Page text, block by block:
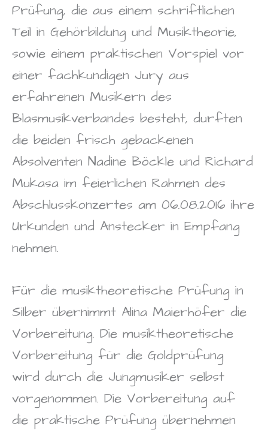
Prüfung, die aus einem schriftlichen
Teil in Gehörbildung und Musiktheorie,
sowie einem praktischen Vorspiel vor
einer fachkundigen Jury aus
erfahrenen Musikern des
Blasmusikverbandes besteht, durften
die beiden frisch gebackenen
Absolventen Nadine Böckle und Richard
Mukasa im feierlichen Rahmen des
Abschlusskonzertes am 06.08.2016 ihre
Urkunden und Anstecker in Empfang
nehmen.
Für die musiktheoretische Prüfung in
Silber übernimmt Alina Maierhöfer die
Vorbereitung. Die musiktheoretische
Vorbereitung für die Goldprüfung
wird durch die Jungmusiker selbst
vorgenommen. Die Vorbereitung auf
die praktische Prüfung übernehmen